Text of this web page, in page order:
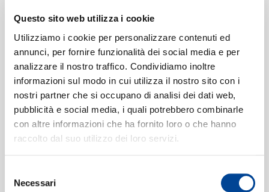
Questo sito web utilizza i cookie
Utilizziamo i cookie per personalizzare contenuti ed
annunci, per fornire funzionalità dei social media e per
analizzare il nostro traffico. Condividiamo inoltre
informazioni sul modo in cui utilizza il nostro sito con i
nostri partner che si occupano di analisi dei dati web,
pubblicità e social media, i quali potrebbero combinarle
con altre informazioni che ha fornito loro o che hanno
raccolto dal suo utilizzo dei loro servizi.
delNecessari
1 Triggered (freestyle)
03:31
Jhené Aiko
Formati disponibili:
UPC:00602577862786
CHI SIAMO
CONTATTI
NEWSLETTER